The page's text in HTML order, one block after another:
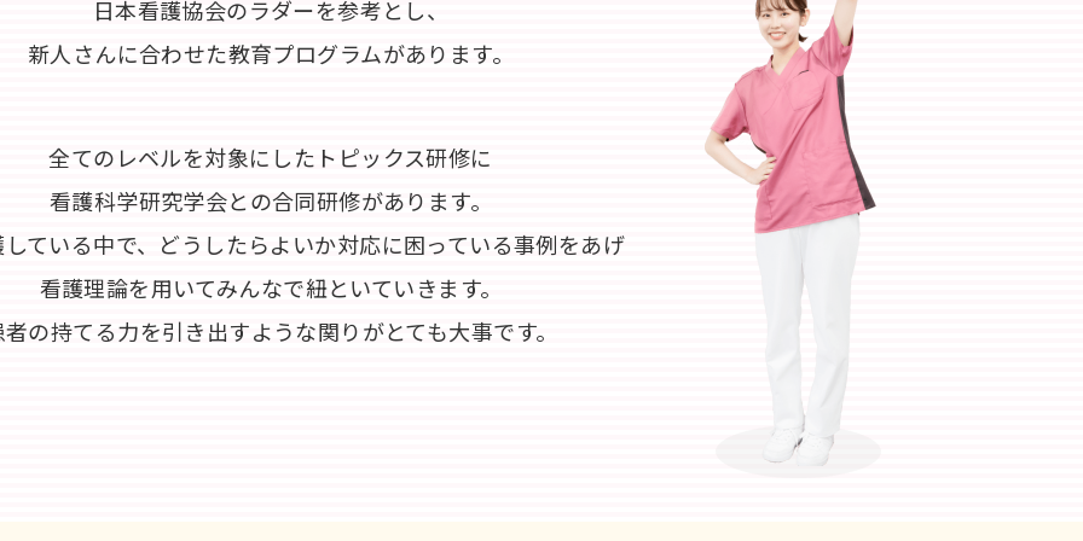
日本看護協会のラダーを参考とし、
新人さんに合わせた教育プログラムがあります。
全てのレベルを対象にしたトピックス研修に
看護科学研究学会との合同研修があります。
ている中で、どうしたらよいか対応に困っている事例をあげ
看護理論を用いてみんなで紐といていきます。
の持てる力を引き出すような関りがとても大事です。